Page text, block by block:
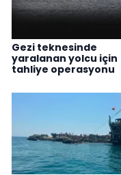
Gezi teknesinde
yaralanan yolcu için
tahliye operasyonu